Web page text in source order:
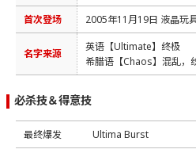
首次登场
2005年11月19日 液晶玩
名字来源
英语【Ultimate】终极
希腊语【Chaos】混乱，
必杀技＆得意技
最终爆发 Ultima Burst